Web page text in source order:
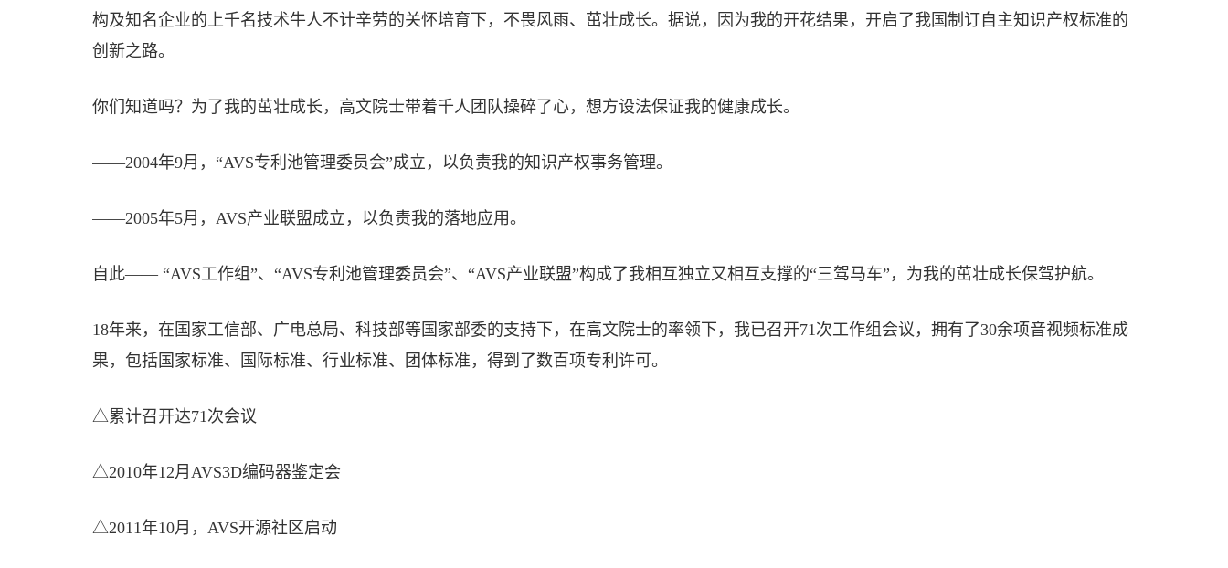
构及知名企业的上千名技术牛人不计辛劳的关怀培育下，不畏风雨、茁壮成长。据说，因为我的开花结果，开启了我国制订自主知识产权标准的
创新之路。
你们知道吗？为了我的茁壮成长，高文院士带着千人团队操碎了心，想方设法保证我的健康成长。
——2004年9月，“AVS专利池管理委员会”成立，以负责我的知识产权事务管理。
——2005年5月，AVS产业联盟成立，以负责我的落地应用。
自此—— “AVS工作组”、“AVS专利池管理委员会”、“AVS产业联盟”构成了我相互独立又相互支撑的“三驾马车”，为我的茁壮成长保驾护航。
18年来，在国家工信部、广电总局、科技部等国家部委的支持下，在高文院士的率领下，我已召开71次工作组会议，拥有了30余项音视频标准成
果，包括国家标准、国际标准、行业标准、团体标准，得到了数百项专利许可。
△累计召开达71次会议
△2010年12月AVS3D编码器鉴定会
△2011年10月，AVS开源社区启动